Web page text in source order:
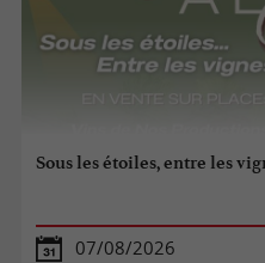
Sous les étoiles, entre les
07/08/2026